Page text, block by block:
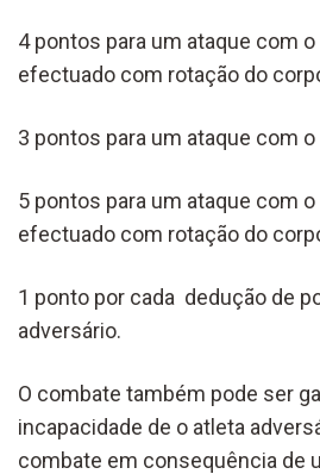
4 pontos para um ataque com
efectuado com rotação do
3 pontos para um ataque com
5 pontos para um ataque com
efectuado com rotação do
1 ponto por cada dedução de
adversário.
O combate também pode ser
incapacidade de o atleta
combate em consequência de